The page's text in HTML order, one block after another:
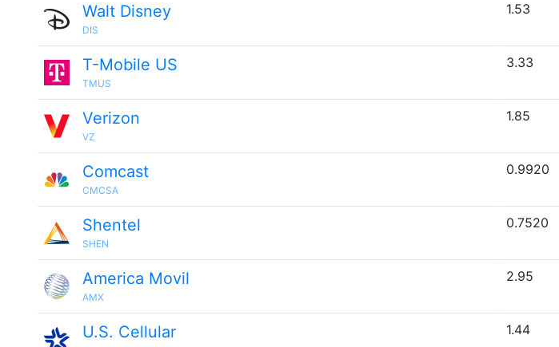
Walt Disney
DIS
1.53
T-Mobile US
TMUS
3.33
Verizon
VZ
1.85
Comcast
CMCSA
0.9920
Shentel
SHEN
0.7520
America Movil
AMX
2.95
U.S. Cellular 1.44